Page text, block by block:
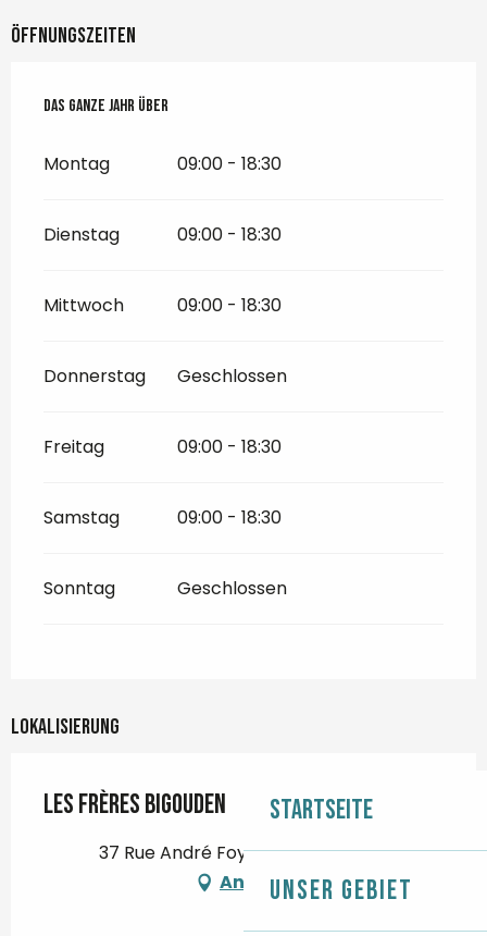
Startseite
Unser Gebiet
Öffnungszeiten
Das ganze Jahr über
Das ganze Jahr über
Montag 09:00 - 18:30
Dienstag 09:00 - 18:30
Mittwoch 09:00 - 18:30
Donnerstag Geschlossen
Freitag 09:00 - 18:30
Samstag 09:00 - 18:30
Sonntag Geschlossen
Lokalisierung
Les Frères Bigouden
37 Rue André Foy, 29710 Landudec
Anfahrt